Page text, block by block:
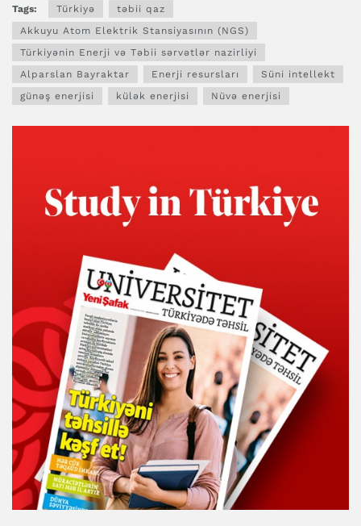
Tags: Türkiyə
təbii qaz
Akkuyu Atom Elektrik Stansiyasının (NGS)
Türkiyənin Enerji və Təbii sərvətlər nazirliyi
Alparslan Bayraktar
Enerji resursları
Süni intellekt
günəş enerjisi
külək enerjisi Nüvə enerjisi